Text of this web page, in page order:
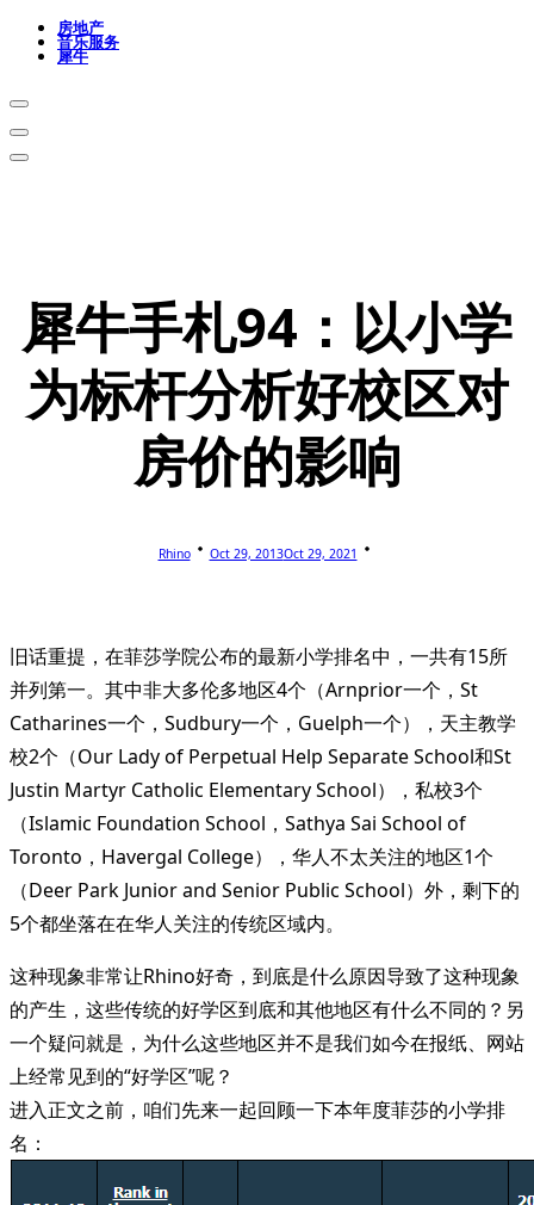
房地产
音乐服务
犀牛
犀牛手札94：以小学
为标杆分析好校区对
房价的影响
Rhino Oct 29, 2013Oct 29, 2021
旧话重提，在菲莎学院公布的最新小学排名中，一共有15所
并列第一。其中非大多伦多地区4个（Arnprior一个，St
Catharines一个，Sudbury一个，Guelph一个），天主教学
校2个（Our Lady of Perpetual Help Separate School和St
Justin Martyr Catholic Elementary School），私校3个
（Islamic Foundation School，Sathya Sai School of
Toronto，Havergal College），华人不太关注的地区1个
（Deer Park Junior and Senior Public School）外，剩下的
5个都坐落在在华人关注的传统区域内。
这种现象非常让Rhino好奇，到底是什么原因导致了这种现象
的产生，这些传统的好学区到底和其他地区有什么不同的？另
一个疑问就是，为什么这些地区并不是我们如今在报纸、网站
上经常见到的“好学区”呢？
进入正文之前，咱们先来一起回顾一下本年度菲莎的小学排
名：